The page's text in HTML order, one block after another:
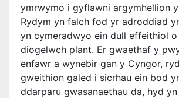
ymrwymo i gyflawni argymhellion
Rydym yn falch fod yr adroddiad
yn cymeradwyo ein dull effeithiol
diogelwch plant. Er gwaethaf y
enfawr a wynebir gan y Cyngor,
gweithion galed i sicrhau ein bod
ddarparu gwasanaethau da, hyd